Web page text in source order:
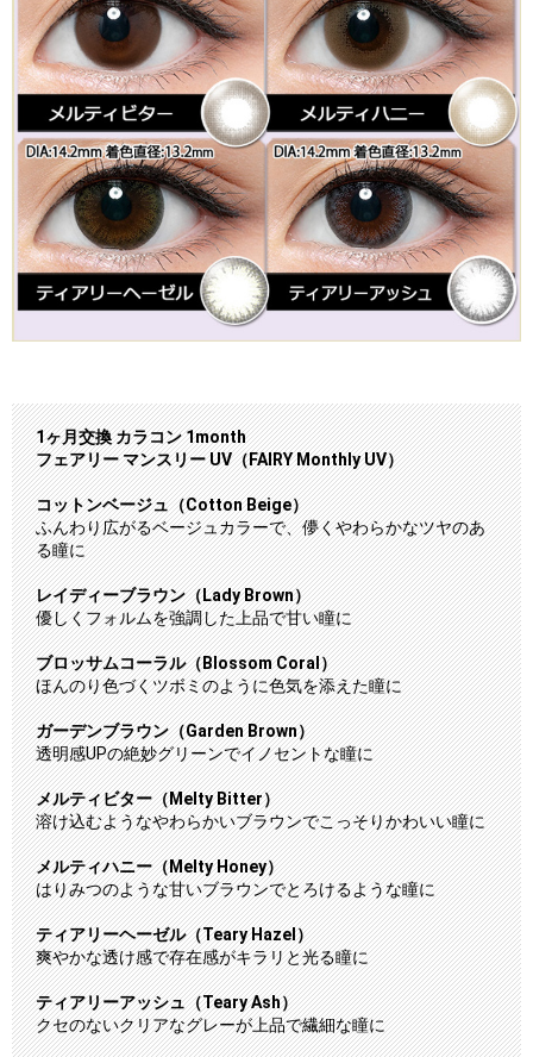
1ヶ月交換 カラコン 1month
フェアリー マンスリー UV（FAIRY Monthly UV）
コットンベージュ（Cotton Beige）
ふんわり広がるベージュカラーで、儚くやわらかなツヤのあ
る瞳に
レイディーブラウン（Lady Brown）
優しくフォルムを強調した上品で甘い瞳に
ブロッサムコーラル（Blossom Coral）
ほんのり色づくツボミのように色気を添えた瞳に
ガーデンブラウン（Garden Brown）
透明感UPの絶妙グリーンでイノセントな瞳に
メルティビター（Melty Bitter）
溶け込むようなやわらかいブラウンでこっそりかわいい瞳に
メルティハニー（Melty Honey）
はりみつのような甘いブラウンでとろけるような瞳に
ティアリーヘーゼル（Teary Hazel）
爽やかな透け感で存在感がキラリと光る瞳に
ティアリーアッシュ（Teary Ash）
クセのないクリアなグレーが上品で繊細な瞳に